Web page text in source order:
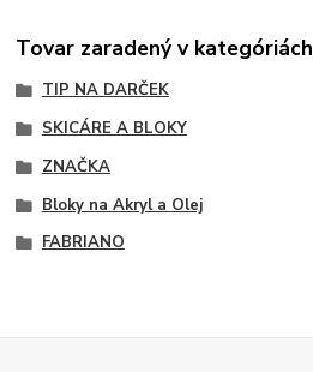
Tovar zaradený v kategóriách
TIP NA DARČEK
SKICÁRE A BLOKY
ZNAČKA
Bloky na Akryl a Olej
FABRIANO